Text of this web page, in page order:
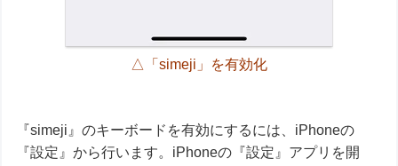
△「simeji」を有効化
『simeji』のキーボードを有効にするには、iPhoneの
『設定』から行います。iPhoneの『設定』アプリを開